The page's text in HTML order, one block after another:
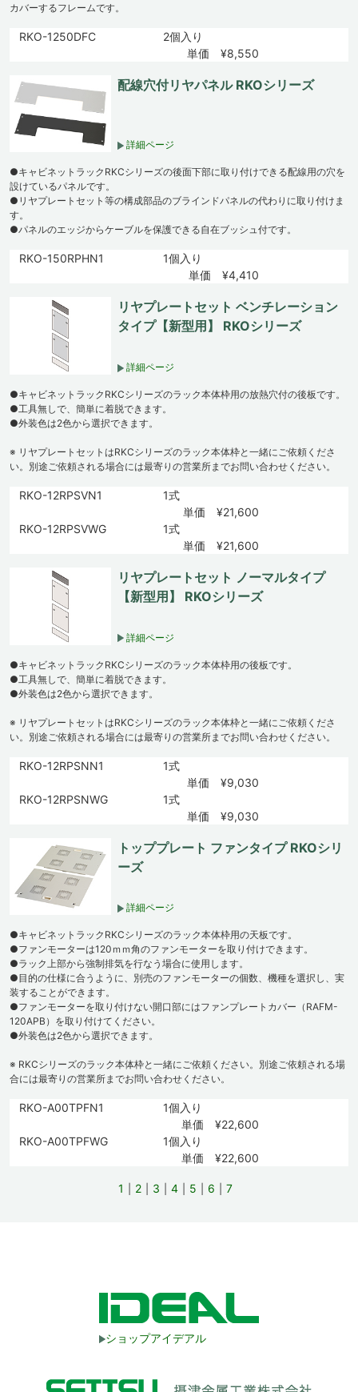
カバーするフレームです。
RKO-1250DFC
2個入り
単価 ¥8,550
配線穴付リヤパネル RKOシリーズ
詳細ページ
●キャビネットラックRKCシリーズの後面下部に取り付けできる配線用の穴を
設けているパネルです。
●リヤプレートセット等の構成部品のブラインドパネルの代わりに取り付けま
す。
●パネルのエッジからケーブルを保護できる自在ブッシュ付です。
RKO-150RPHN1
1個入り
単価 ¥4,410
リヤプレートセット ベンチレーション
タイプ【新型用】 RKOシリーズ
詳細ページ
●キャビネットラックRKCシリーズのラック本体枠用の放熱穴付の後板です。
●工具無しで、簡単に着脱できます。
●外装色は2色から選択できます。
※ リヤプレートセットはRKCシリーズのラック本体枠と一緒にご依頼くださ
い。別途ご依頼される場合には最寄りの営業所までお問い合わせください。
RKO-12RPSVN1
1式
単価 ¥21,600
RKO-12RPSVWG
1式
単価 ¥21,600
リヤプレートセット ノーマルタイプ
【新型用】 RKOシリーズ
詳細ページ
●キャビネットラックRKCシリーズのラック本体枠用の後板です。
●工具無しで、簡単に着脱できます。
●外装色は2色から選択できます。
※ リヤプレートセットはRKCシリーズのラック本体枠と一緒にご依頼くださ
い。別途ご依頼される場合には最寄りの営業所までお問い合わせください。
RKO-12RPSNN1
1式
単価 ¥9,030
RKO-12RPSNWG
1式
単価 ¥9,030
トッププレート ファンタイプ RKOシリ
ーズ
詳細ページ
●キャビネットラックRKCシリーズのラック本体枠用の天板です。
●ファンモーターは120ｍｍ角のファンモーターを取り付けできます。
●ラック上部から強制排気を行なう場合に使用します。
●目的の仕様に合うように、別売のファンモーターの個数、機種を選択し、実
装することができます。
●ファンモーターを取り付けない開口部にはファンプレートカバー（RAFM-
120APB）を取り付けてください。
●外装色は2色から選択できます。
※ RKCシリーズのラック本体枠と一緒にご依頼ください。別途ご依頼される場
合には最寄りの営業所までお問い合わせください。
RKO-A00TPFN1
1個入り
単価 ¥22,600
RKO-A00TPFWG
1個入り
単価 ¥22,600
1 2 3 4 5 6 7
ショップアイデアル